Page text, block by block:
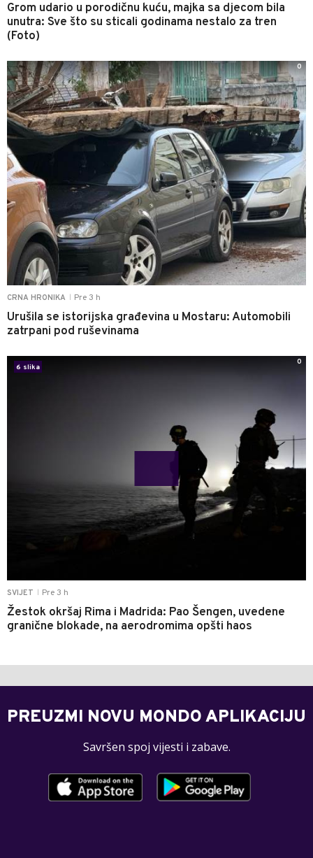
Grom udario u porodičnu kuću, majka sa djecom bila
unutra: Sve što su sticali godinama nestalo za tren
(Foto)
CRNA HRONIKA Pre 3 h
Urušila se istorijska građevina u Mostaru: Automobili
zatrpani pod ruševinama
0
SVIJET Pre 3 h
Žestok okršaj Rima i Madrida: Pao Šengen, uvedene
granične blokade, na aerodromima opšti haos
6 slika
0
PREUZMI NOVU MONDO APLIKACIJU
Savršen spoj vijesti i zabave.